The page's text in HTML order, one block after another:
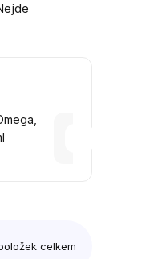
celkem